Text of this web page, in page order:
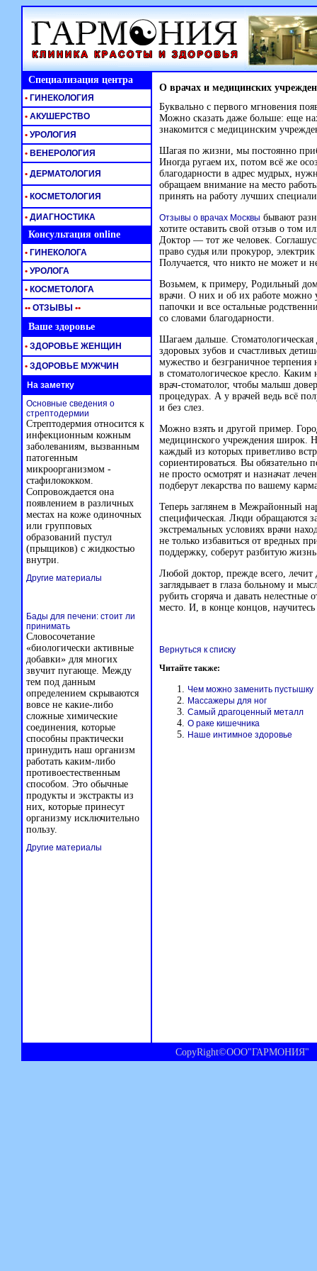
Специализация центра О врачах и медицинских
Буквально с первого мгновения
Можно сказать даже больше: еще
знакомится с медицинским
Шагая по жизни, мы постоянно
Иногда ругаем их, потом всё же
благодарности в адрес мудрых,
обращаем внимание на место
принять на работу лучших
Отзывы о врачах Москвы бывают
хотите оставить свой отзыв о том
Доктор — тот же человек.
право судья или прокурор,
Получается, что никто не может и
Возьмем, к примеру, Родильный
врачи. О них и об их работе можно
папочки и все остальные
со словами благодарности.
Шагаем дальше.
здоровых зубов и счастливых
мужество и безграничное
в стоматологическое кресло.
врач-стоматолог, чтобы малыш
процедурах. А у врачей ведь всё
и без слез.
Можно взять и другой пример.
медицинского учреждения широк.
каждый из которых приветливо
сориентироваться. Вы обязательно
не просто осмотрят и назначат
подберут лекарства по вашему
Теперь заглянем в Межрайонный
специфическая. Люди обращаются
экстремальных условиях врачи
не только избавиться от вредных
поддержку, соберут разбитую
Любой доктор, прежде всего,
заглядывает в глаза больному и
рубить сгоряча и давать нелестные
место. И, в конце концов,
Вернуться к списку
Читайте также:
Чем можно заменить пустышку
Массажеры для ног
Самый драгоценный металл
О раке кишечника
Наше интимное здоровье
• ГИНЕКОЛОГИЯ
• АКУШЕРСТВО
• УРОЛОГИЯ
• ВЕНЕРОЛОГИЯ
• ДЕРМАТОЛОГИЯ
• КОСМЕТОЛОГИЯ
• ДИАГНОСТИКА
Консультация online
• ГИНЕКОЛОГА
• УРОЛОГА
• КОСМЕТОЛОГА
•• ОТЗЫВЫ ••
Ваше здоровье
• ЗДОРОВЬЕ ЖЕНЩИН
• ЗДОРОВЬЕ МУЖЧИН
На заметку
Основные сведения о
стрептодермии
Стрептодермия относится к
инфекционным кожным
заболеваниям, вызванным
патогенным
микроорганизмом -
стафилококком.
Сопровождается она
появлением в различных
местах на коже одиночных
или групповых
образований пустул
(прыщиков) с жидкостью
внутри.
Другие материалы
Бады для печени: стоит ли
принимать
Словосочетание
«биологически активные
добавки» для многих
звучит пугающе. Между
тем под данным
определением скрываются
вовсе не какие-либо
сложные химические
соединения, которые
способны практически
принудить наш организм
работать каким-либо
противоестественным
способом. Это обычные
продукты и экстракты из
них, которые принесут
организму исключительно
пользу.
Другие материалы